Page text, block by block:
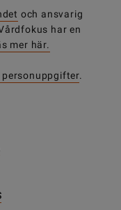
och ansvarig
har en
mer här.
.